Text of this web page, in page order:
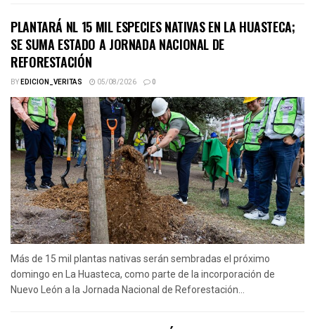
PLANTARÁ NL 15 MIL ESPECIES NATIVAS EN LA HUASTECA;
SE SUMA ESTADO A JORNADA NACIONAL DE
REFORESTACIÓN
BYEDICION_VERITAS 05/08/2026 0
Más de 15 mil plantas nativas serán sembradas el próximo
domingo en La Huasteca, como parte de la incorporación de
Nuevo León a la Jornada Nacional de Reforestación...